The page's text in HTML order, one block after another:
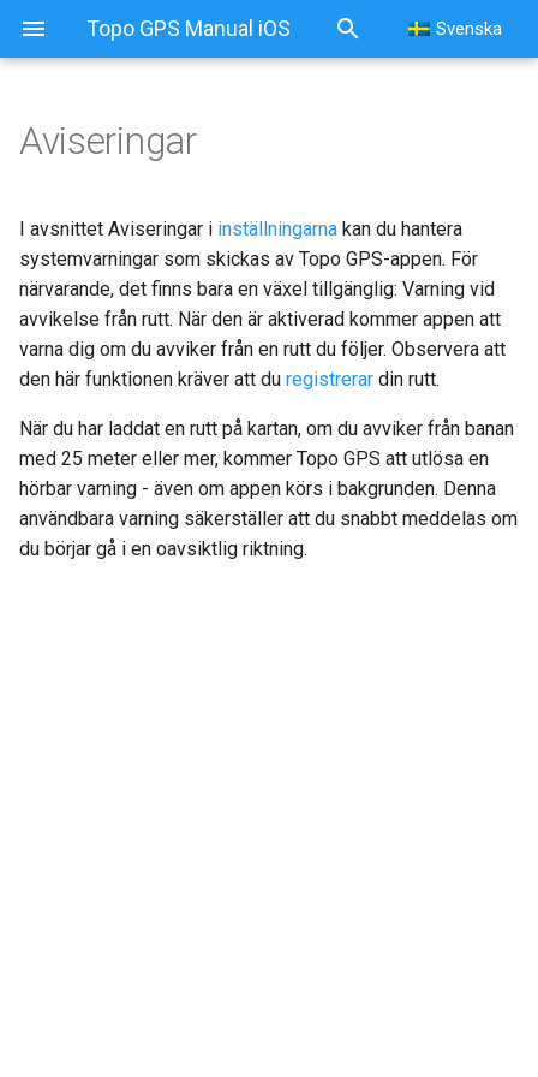
Topo GPS Manual iOS Svenska
Aviseringar
I avsnittet Aviseringar i inställningarna kan du hantera
systemvarningar som skickas av Topo GPS-appen. För
närvarande, det finns bara en växel tillgänglig: Varning vid
avvikelse från rutt. När den är aktiverad kommer appen att
varna dig om du avviker från en rutt du följer. Observera att
den här funktionen kräver att du registrerar din rutt.
När du har laddat en rutt på kartan, om du avviker från banan
med 25 meter eller mer, kommer Topo GPS att utlösa en
hörbar varning - även om appen körs i bakgrunden. Denna
användbara varning säkerställer att du snabbt meddelas om
du börjar gå i en oavsiktlig riktning.